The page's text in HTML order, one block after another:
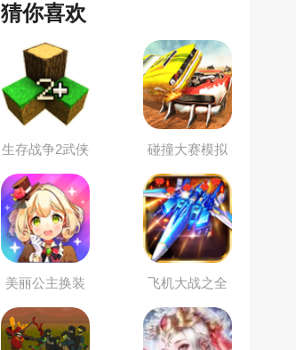
猜你喜欢
生存战争2武侠
模组安装器
碰撞大赛模拟
器
美丽公主换装
飞机大战之全
民雷电